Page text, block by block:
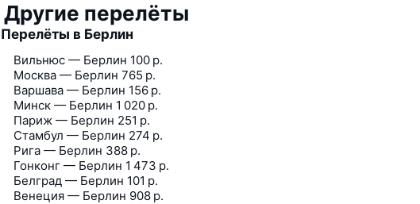
Другие перелёты
Перелёты в Берлин
Вильнюс — Берлин 100 р.
Москва — Берлин 765 р.
Варшава — Берлин 156 р.
Минск — Берлин 1 020 р.
Париж — Берлин 251 р.
Стамбул — Берлин 274 р.
Рига — Берлин 388 р.
Гонконг — Берлин 1 473 р.
Белград — Берлин 101 р.
Венеция — Берлин 908 р.